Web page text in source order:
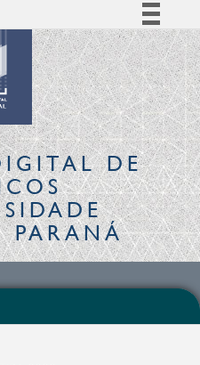
Simplifique!
Comunica BR
Participe
Acesso à informação
Legislação
CanaisDE
PARANÁ